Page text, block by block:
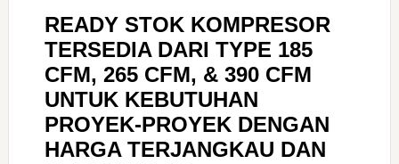
READY STOK KOMPRESOR
TERSEDIA DARI TYPE 185
CFM, 265 CFM, & 390 CFM
UNTUK KEBUTUHAN
PROYEK-PROYEK DENGAN
HARGA TERJANGKAU DAN